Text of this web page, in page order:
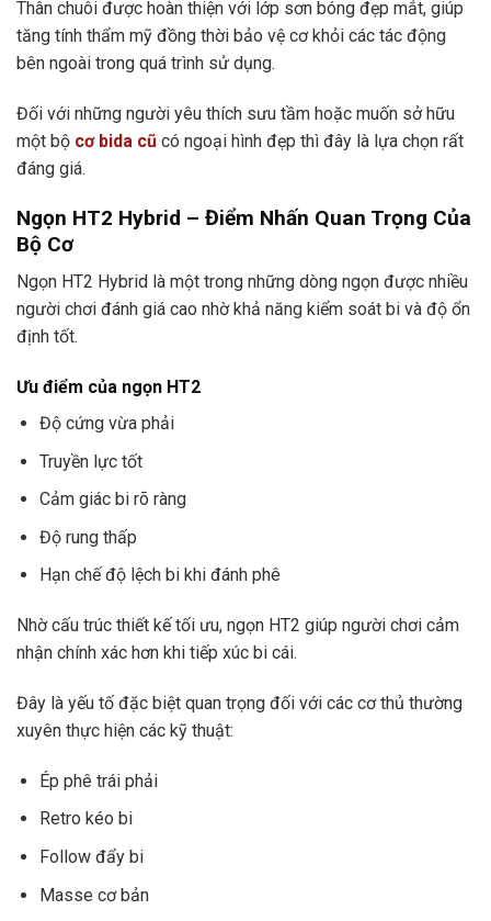
Thân chuôi được hoàn thiện với lớp sơn bóng đẹp mắt, giúp
tăng tính thẩm mỹ đồng thời bảo vệ cơ khỏi các tác động
bên ngoài trong quá trình sử dụng.
Đối với những người yêu thích sưu tầm hoặc muốn sở hữu
một bộ cơ bida cũ có ngoại hình đẹp thì đây là lựa chọn rất
đáng giá.
Ngọn HT2 Hybrid – Điểm Nhấn Quan Trọng Của
Bộ Cơ
Ngọn HT2 Hybrid là một trong những dòng ngọn được nhiều
người chơi đánh giá cao nhờ khả năng kiểm soát bi và độ ổn
định tốt.
Ưu điểm của ngọn HT2
Độ cứng vừa phải
Truyền lực tốt
Cảm giác bi rõ ràng
Độ rung thấp
Hạn chế độ lệch bi khi đánh phê
Nhờ cấu trúc thiết kế tối ưu, ngọn HT2 giúp người chơi cảm
nhận chính xác hơn khi tiếp xúc bi cái.
Đây là yếu tố đặc biệt quan trọng đối với các cơ thủ thường
xuyên thực hiện các kỹ thuật:
Ép phê trái phải
Retro kéo bi
Follow đẩy bi
Masse cơ bản